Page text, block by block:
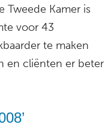
Tweede Kamer is
voor 43
te maken
en cliënten er beter